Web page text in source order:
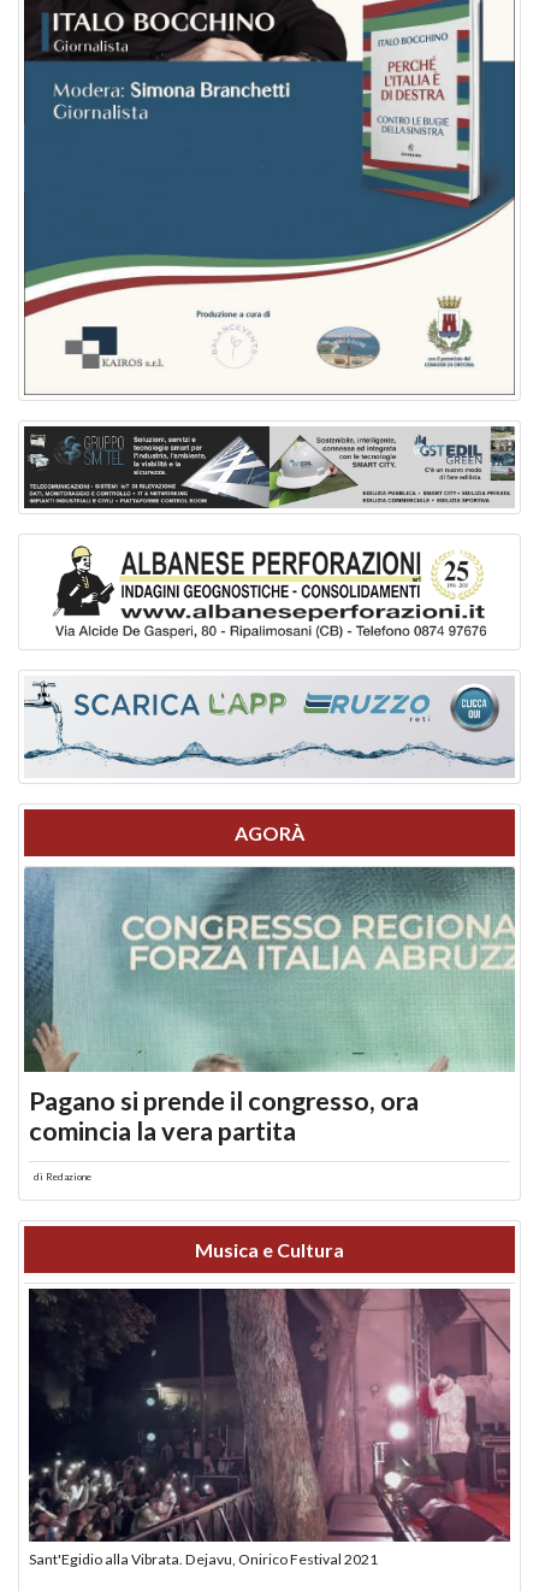
AGORÀ
Pagano si prende il congresso, ora
comincia la vera partita
di Redazione
Musica e Cultura
Sant'Egidio alla Vibrata. Dejavu, Onirico Festival 2021